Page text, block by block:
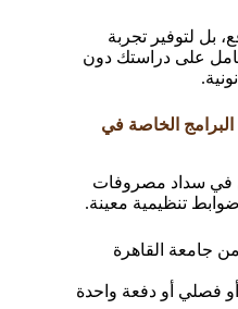
بل لتوفير تجربة
على دراستك دون
الخاصة في
في سداد مصروفات
تنظيمية معينة.
جامعة القاهرة
فصلي أو دفعة واحدة